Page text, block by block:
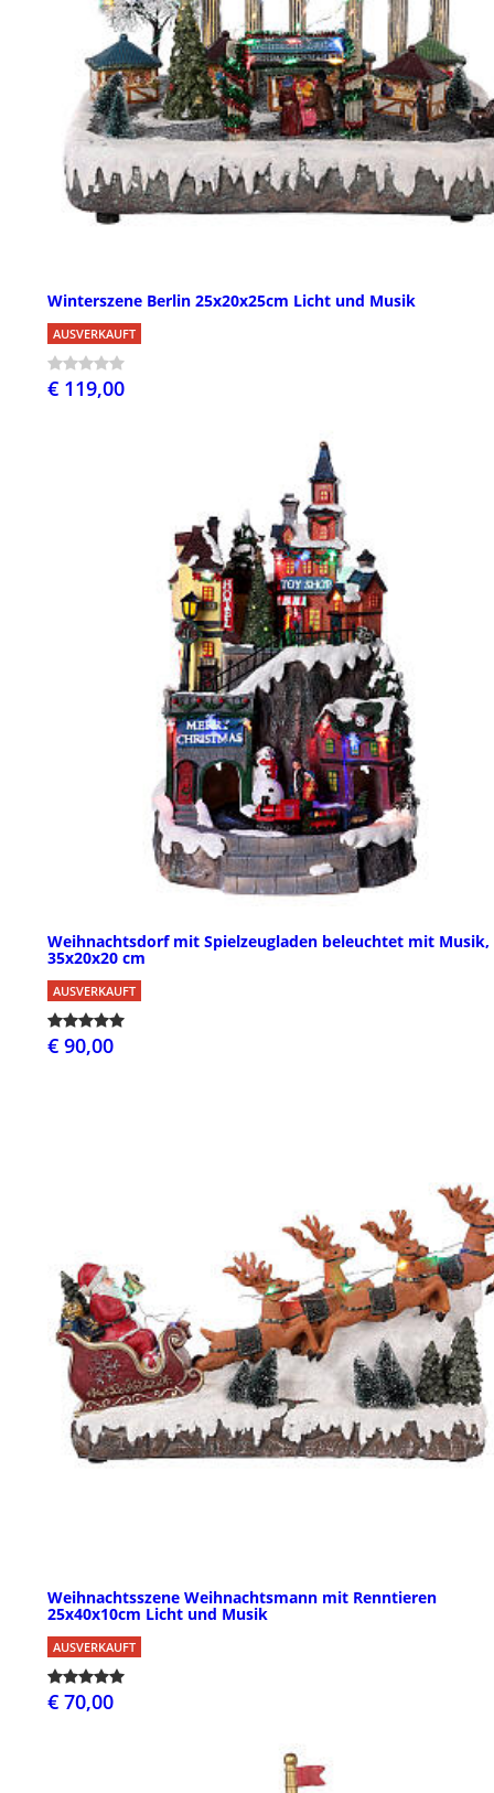
Winterszene Berlin 25x20x25cm Licht und Musik
AUSVERKAUFT
€ 119,00
Weihnachtsdorf mit Spielzeugladen beleuchtet mit Musik,
35x20x20 cm
AUSVERKAUFT
€ 90,00
Weihnachtsszene Weihnachtsmann mit Renntieren
25x40x10cm Licht und Musik
AUSVERKAUFT
€ 70,00